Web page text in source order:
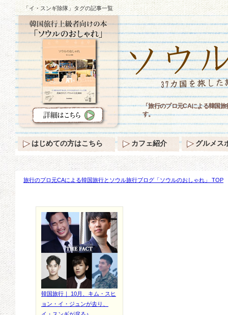
「イ・スンギ除隊」タグの記事一覧
旅行のプロ元CAによる韓国旅行とソウル旅行ブログ「ソウルのおしゃれ」 TOP
韓国旅行｜ 10月、キム・スヒ
ョン・イ・ジュンが去り、
「旅行のプロ元CAによる韓国
す。
はじめての方はこちら カフェ紹介 グルメス